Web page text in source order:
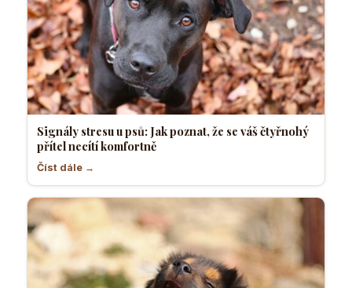
Signály stresu u psů: Jak poznat, že se váš čtyřnohý
přítel necítí komfortně
Číst dále →